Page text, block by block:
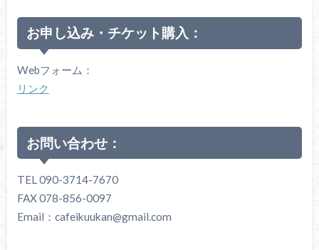
お申し込み・チケット購入：
Webフォーム：
リンク
お問い合わせ：
TEL 090-3714-7670
FAX 078-856-0097
Email：cafeikuukan@gmail.com